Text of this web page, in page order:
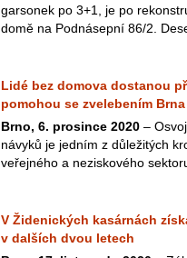
garsonek po 3+1, je po
domě na Podnásepní 86/2.
Lidé bez domova dostanou
pomohou se zvelebením Brna
Brno, 6. prosince 2020 –
návyků je jedním z důležitých
veřejného a neziskového
V Židenických kasárnách
v dalších dvou letech